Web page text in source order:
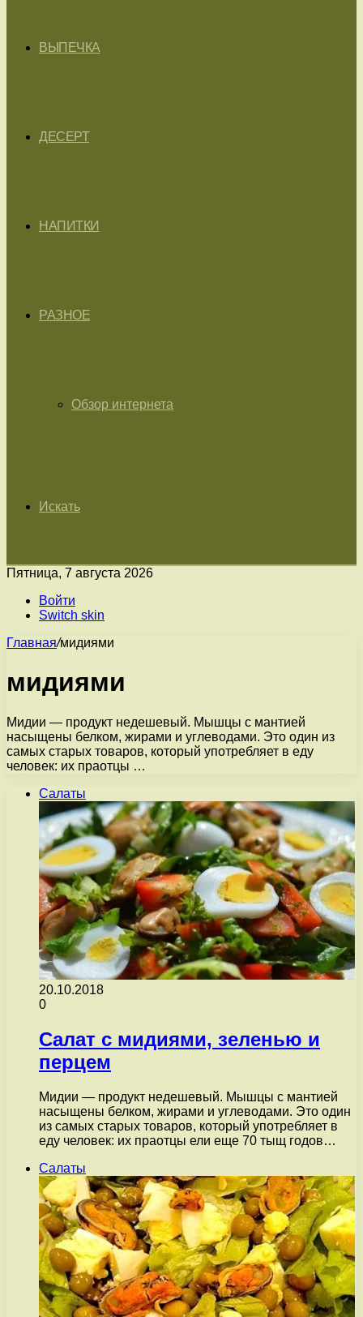
ВЫПЕЧКА
ДЕСЕРТ
НАПИТКИ
РАЗНОЕ
Обзор интернета
Искать
Пятница, 7 августа 2026
Войти
Switch skin
Главная/мидиями
мидиями
Мидии — продукт недешевый. Мышцы с мантией
насыщены белком, жирами и углеводами. Это один из
самых старых товаров, который употребляет в еду
человек: их праотцы …
Салаты
20.10.2018
0
Салат с мидиями, зеленью и
перцем
Мидии — продукт недешевый. Мышцы с мантией
насыщены белком, жирами и углеводами. Это один
из самых старых товаров, который употребляет в
еду человек: их праотцы ели еще 70 тыщ годов…
Салаты